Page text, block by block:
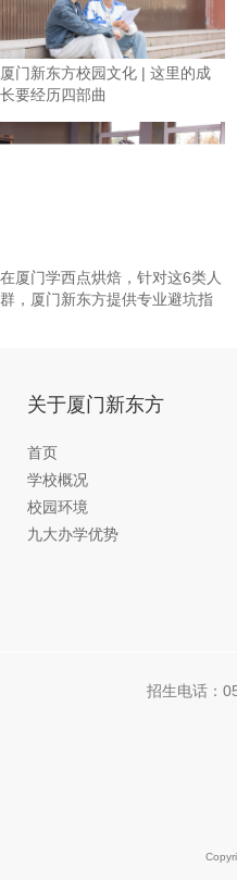
厦门新东方校园文化 | 这里的成
长要经历四部曲
在厦门学西点烘焙，针对这6类人
群，厦门新东方提供专业避坑指
关于厦门新东方
首页
学校概况
校园环境
九大办学优势
招生电话：